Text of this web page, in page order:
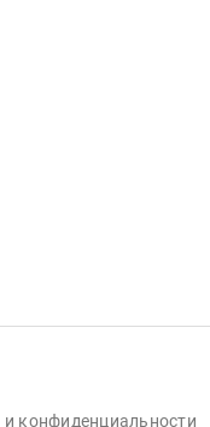
и конфиденциальности